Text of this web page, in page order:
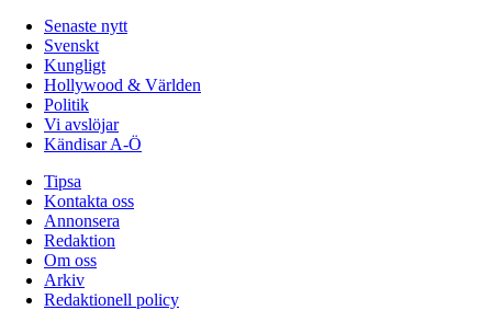
Senaste nytt
Svenskt
Kungligt
Hollywood & Världen
Politik
Vi avslöjar
Kändisar A-Ö
Tipsa
Kontakta oss
Annonsera
Redaktion
Om oss
Arkiv
Redaktionell policy